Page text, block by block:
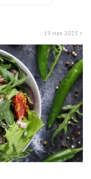
19 мая 2025 г.